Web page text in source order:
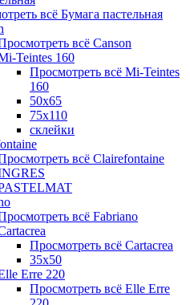
всё Бумага пастельная
всё Canson
Teintes 160
Просмотреть всё Mi-Teintes
160
50х65
75х110
склейки
всё Clairefontaine
всё Fabriano
Просмотреть всё Cartacrea
35х50
Erre 220
Просмотреть всё Elle Erre